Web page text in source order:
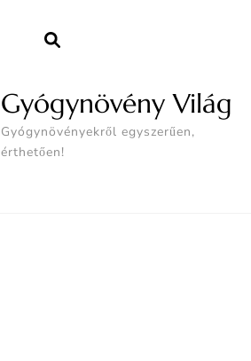
Gyógynövény Világ
Gyógynövényekről egyszerűen,
érthetően!